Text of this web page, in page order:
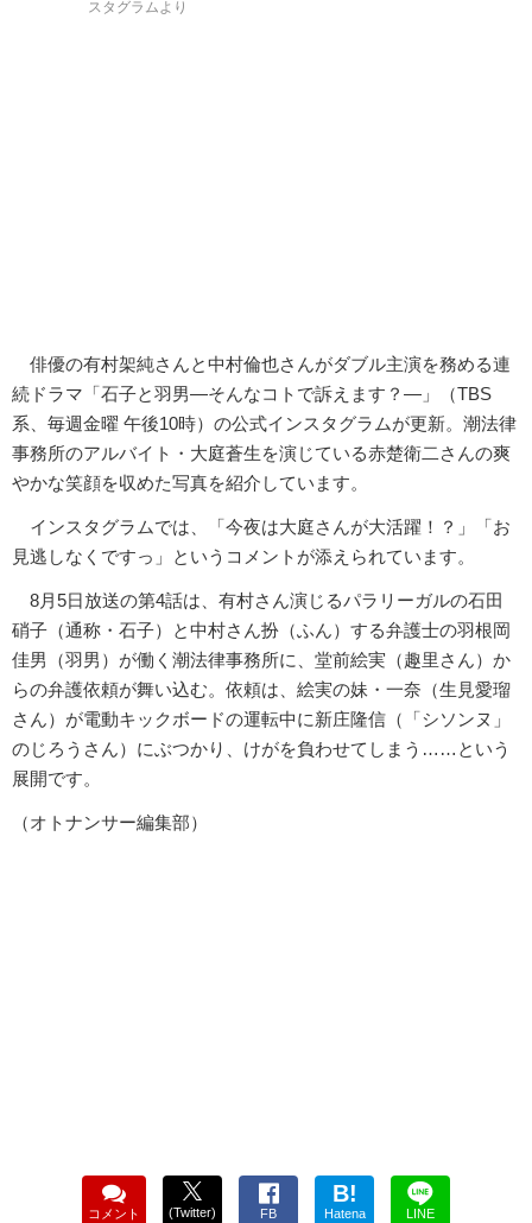
スタグラムより
俳優の有村架純さんと中村倫也さんがダブル主演を務める連
続ドラマ「石子と羽男―そんなコトで訴えます？―」（TBS
系、毎週金曜 午後10時）の公式インスタグラムが更新。潮法律
事務所のアルバイト・大庭蒼生を演じている赤楚衛二さんの爽
やかな笑顔を収めた写真を紹介しています。
インスタグラムでは、「今夜は大庭さんが大活躍！？」「お
見逃しなくですっ」というコメントが添えられています。
8月5日放送の第4話は、有村さん演じるパラリーガルの石田
硝子（通称・石子）と中村さん扮（ふん）する弁護士の羽根岡
佳男（羽男）が働く潮法律事務所に、堂前絵実（趣里さん）か
らの弁護依頼が舞い込む。依頼は、絵実の妹・一奈（生見愛瑠
さん）が電動キックボードの運転中に新庄隆信（「シソンヌ」
のじろうさん）にぶつかり、けがを負わせてしまう……という
展開です。
（オトナンサー編集部）
コメント (Twitter) FB
B!
Hatena LINE